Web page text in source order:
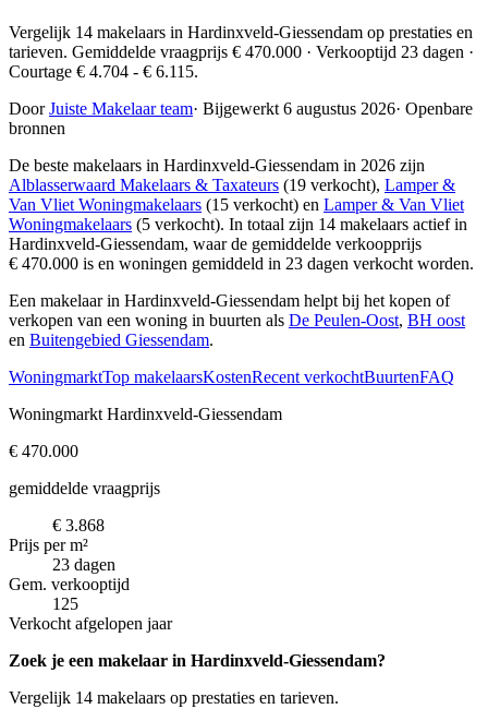
Vergelijk 14 makelaars in Hardinxveld-Giessendam op prestaties en
tarieven. Gemiddelde vraagprijs € 470.000 · Verkooptijd 23 dagen ·
Courtage € 4.704 - € 6.115.
DoorJuiste Makelaar team· Bijgewerkt 6 augustus 2026· Openbare
bronnen
De beste makelaars in Hardinxveld-Giessendam in 2026 zijn
Alblasserwaard Makelaars & Taxateurs (19 verkocht), Lamper &
Van Vliet Woningmakelaars (15 verkocht) en Lamper & Van Vliet
Woningmakelaars (5 verkocht). In totaal zijn 14 makelaars actief in
Hardinxveld-Giessendam, waar de gemiddelde verkoopprijs
€ 470.000 is en woningen gemiddeld in 23 dagen verkocht worden.
Een makelaar in Hardinxveld-Giessendam helpt bij het kopen of
verkopen van een woning in buurten als De Peulen-Oost, BH oost
en Buitengebied Giessendam.
WoningmarktTop makelaarsKostenRecent verkochtBuurtenFAQ
Woningmarkt Hardinxveld-Giessendam
€ 470.000
gemiddelde vraagprijs
€ 3.868
Prijs per m²
23 dagen
Gem. verkooptijd
125
Verkocht afgelopen jaar
Zoek je een makelaar in Hardinxveld-Giessendam?
Vergelijk 14 makelaars op prestaties en tarieven.